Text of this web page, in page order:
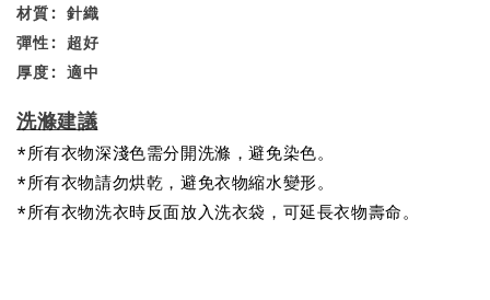
材質: 針織
彈性: 超好
厚度: 適中
洗滌建議
*所有衣物深淺色需分開洗滌，避免染色。
*所有衣物請勿烘乾，避免衣物縮水變形。
*所有衣物洗衣時反面放入洗衣袋，可延長衣物壽命。